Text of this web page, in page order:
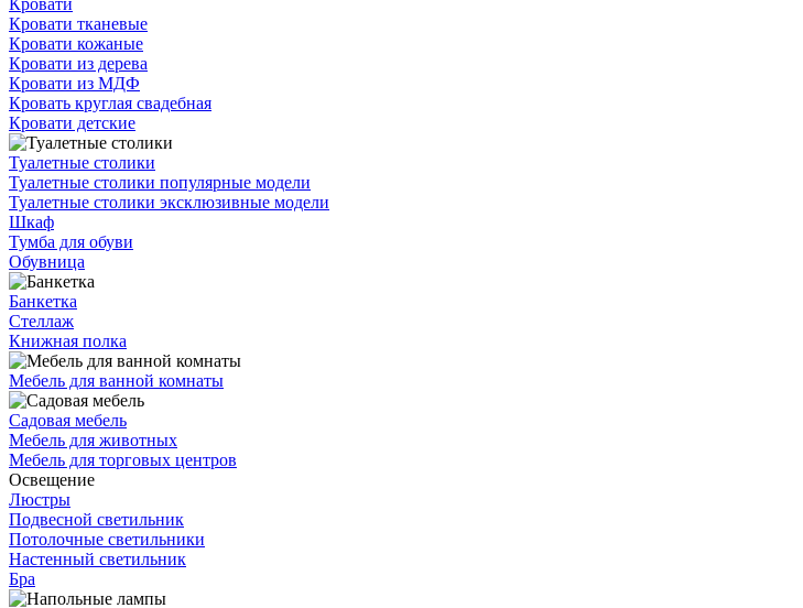
Кровати
Кровати тканевые
Кровати кожаные
Кровати из дерева
Кровати из МДФ
Кровать круглая свадебная
Кровати детские
Туалетные столики
Туалетные столики популярные модели
Туалетные столики эксклюзивные модели
Шкаф
Тумба для обуви
Обувница
Банкетка
Стеллаж
Книжная полка
Мебель для ванной комнаты
Садовая мебель
Мебель для животных
Мебель для торговых центров
Освещение
Люстры
Подвесной светильник
Потолочные светильники
Настенный светильник
Бра